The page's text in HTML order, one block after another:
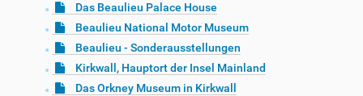
Das Beaulieu Palace House
Beaulieu National Motor Museum
Beaulieu - Sonderausstellungen
Kirkwall, Hauptort der Insel Mainland
Das Orkney Museum in Kirkwall